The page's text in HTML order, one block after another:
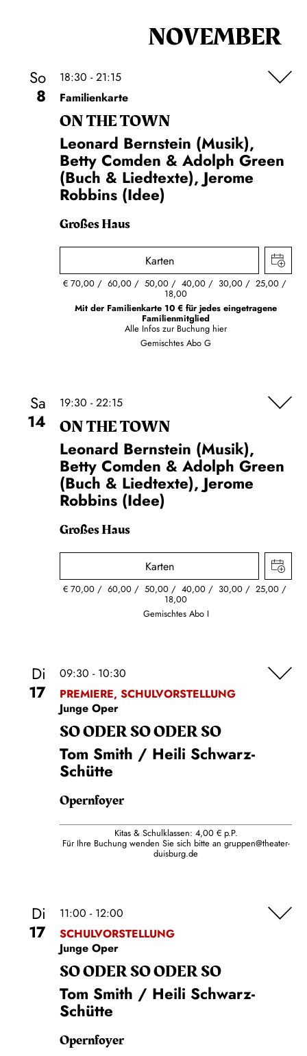
NOVEMBER
So
8
18:30 - 21:15
Familienkarte
ON THE TOWN
Leonard Bernstein (Musik),
Betty Comden & Adolph Green
(Buch & Liedtexte), Jerome
Robbins (Idee)
Großes Haus
Karten
€ 70,00 60,00 50,00 40,00 30,00 25,00
18,00
Mit der Familienkarte 10 € für jedes eingetragene
Familienmitglied
Alle Infos zur Buchung hier
Gemischtes Abo G
Sa
14
19:30 - 22:15
ON THE TOWN
Leonard Bernstein (Musik),
Betty Comden & Adolph Green
(Buch & Liedtexte), Jerome
Robbins (Idee)
Großes Haus
Karten
€ 70,00 60,00 50,00 40,00 30,00 25,00
18,00
Gemischtes Abo I
Di
17
09:30 - 10:30
PREMIERE, SCHULVORSTELLUNG
Junge Oper
SO ODER SO ODER SO
Tom Smith / Heili Schwarz-
Schütte
Opernfoyer
Kitas & Schulklassen: 4,00 € p.P.
Für Ihre Buchung wenden Sie sich bitte an gruppen@theater-
duisburg.de
Di
17
11:00 - 12:00
SCHULVORSTELLUNG
Junge Oper
SO ODER SO ODER SO
Tom Smith / Heili Schwarz-
Schütte
Opernfoyer